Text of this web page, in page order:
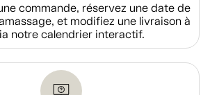
commande, réservez une date de
et modifiez une livraison à
notre calendrier interactif.